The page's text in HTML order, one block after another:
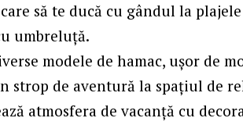
să te ducă cu gândul la
umbreluță.
modele de hamac, ușor de
strop de aventură la spațiul de
atmosfera de vacanță cu